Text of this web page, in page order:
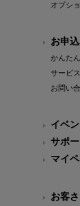
オプシ
お申
かんた
サービ
お問い
イベ
サポ
マイ
お客